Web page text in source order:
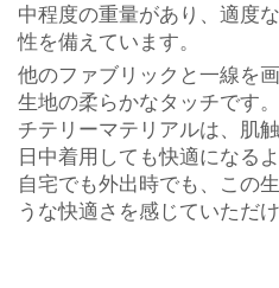
中程度の重量があり、適度
性を備えています。
他のファブリックと一線を
生地の柔らかなタッチです
チテリーマテリアルは、肌
日中着用しても快適になる
自宅でも外出時でも、この
うな快適さを感じていただけ